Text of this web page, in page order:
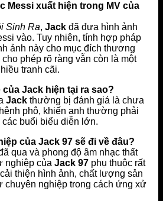
Messi xuất hiện trong MV của
Sinh Ra, Jack đã đưa hình ảnh
vào. Tuy nhiên, tính hợp pháp
ảnh này cho mục đích thương
phép rõ ràng vẫn còn là một
tranh cãi.
Jack hiện tại ra sao?
Jack thường bị đánh giá là chưa
phô, khiến anh thường phải
buổi biểu diễn lớn.
của Jack 97 sẽ đi về đâu?
qua và phong độ âm nhạc thất
nghiệp của Jack 97 phụ thuộc rất
thiện hình ảnh, chất lượng sản
chuyên nghiệp trong cách ứng xử